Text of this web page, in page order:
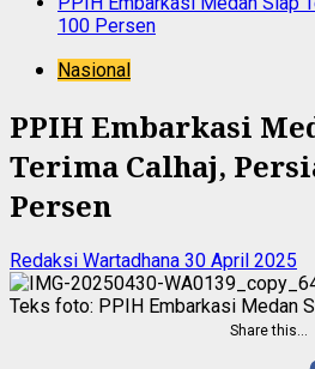
100 Persen
Nasional
PPIH Embarkasi
Terima Calhaj,
Persen
Redaksi Wartadhana 30 April 2025
Teks foto: PPIH Embarkasi Medan
Share this…